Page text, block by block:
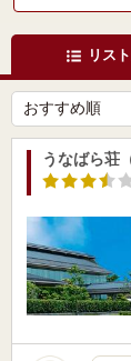
リス
うなばら荘